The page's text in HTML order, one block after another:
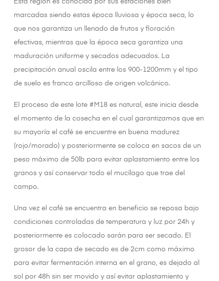
Esta región es conocida por sus estaciones bien
marcadas siendo estas época lluviosa y época seca, lo
que nos garantiza un llenado de frutos y floración
efectivas, mientras que la época seca garantiza una
maduración uniforme y secados adecuados. La
precipitación anual oscila entre los 900-1200mm y el tipo
de suelo es franco arcilloso de origen volcánico.
El proceso de este lote #M18 es natural, este inicia desde
el momento de la cosecha en el cual garantizamos que en
su mayoría el café se encuentre en buena madurez
(rojo/morado) y posteriormente se coloca en sacos de un
peso máximo de 50lb para evitar aplastamiento entre los
granos y así conservar todo el mucílago que trae del
campo.
Una vez el café se encuentra en beneficio se reposa bajo
condiciones controladas de temperatura y luz por 24h y
posteriormente es colocado sarán para ser secado. El
grosor de la capa de secado es de 2cm como máximo
para evitar fermentación interna en el grano, es dejado al
sol por 48h sin ser movido y así evitar aplastamiento y